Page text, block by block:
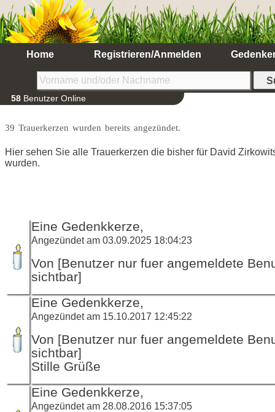
Home Registrieren/Anmelden
58 Benutzer Online
39 Trauerkerzen wurden bereits angezündet.
Hier sehen Sie alle Trauerkerzen die bisher für David
wurden.
Eine Gedenkkerze,
Angezündet am 03.09.2025 18:04:23
Von [Benutzer nur fuer angemeldete
sichtbar]
Eine Gedenkkerze,
Angezündet am 15.10.2017 12:45:22
Von [Benutzer nur fuer angemeldete
sichtbar]
Stille Grüße
Eine Gedenkkerze,
Angezündet am 28.08.2016 15:37:05